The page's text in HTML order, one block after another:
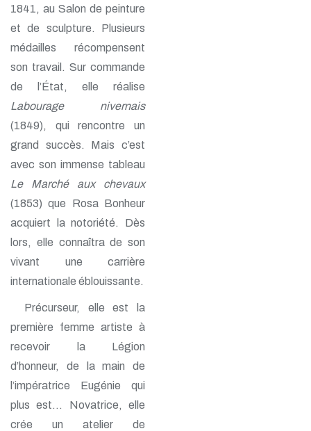
1841, au Salon de peinture
et de sculpture. Plusieurs
médailles récompensent
son travail. Sur commande
de l’État, elle réalise
Labourage nivernais
(1849), qui rencontre un
grand succès. Mais c’est
avec son immense tableau
Le Marché aux chevaux
(1853) que Rosa Bonheur
acquiert la notoriété. Dès
lors, elle connaîtra de son
vivant une carrière
internationale éblouissante.
Précurseur, elle est la
première femme artiste à
recevoir la Légion
d’honneur, de la main de
l’impératrice Eugénie qui
plus est… Novatrice, elle
crée un atelier de